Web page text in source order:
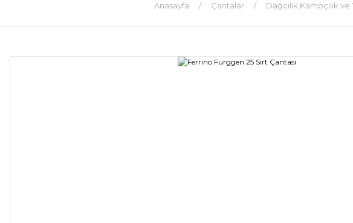
Anasayfa Çantalar Dağcılık,Kampçılık